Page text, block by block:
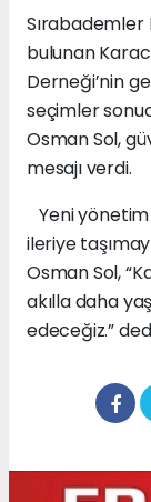
bulunan
Derneği’nin
seçimler
Osman Sol,
mesajı verdi.
Yeni
ileriye
Osman Sol,
akılla daha
edeceğiz.”